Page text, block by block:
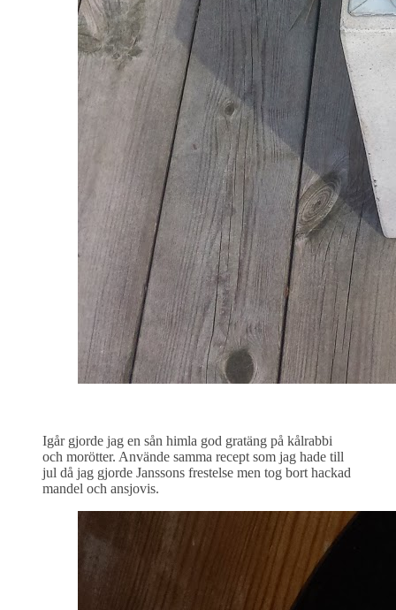
Igår gjorde jag en sån himla god gratäng på kålrabbi
och morötter. Använde samma recept som jag hade till
jul då jag gjorde Janssons frestelse men tog bort hackad
mandel och ansjovis.